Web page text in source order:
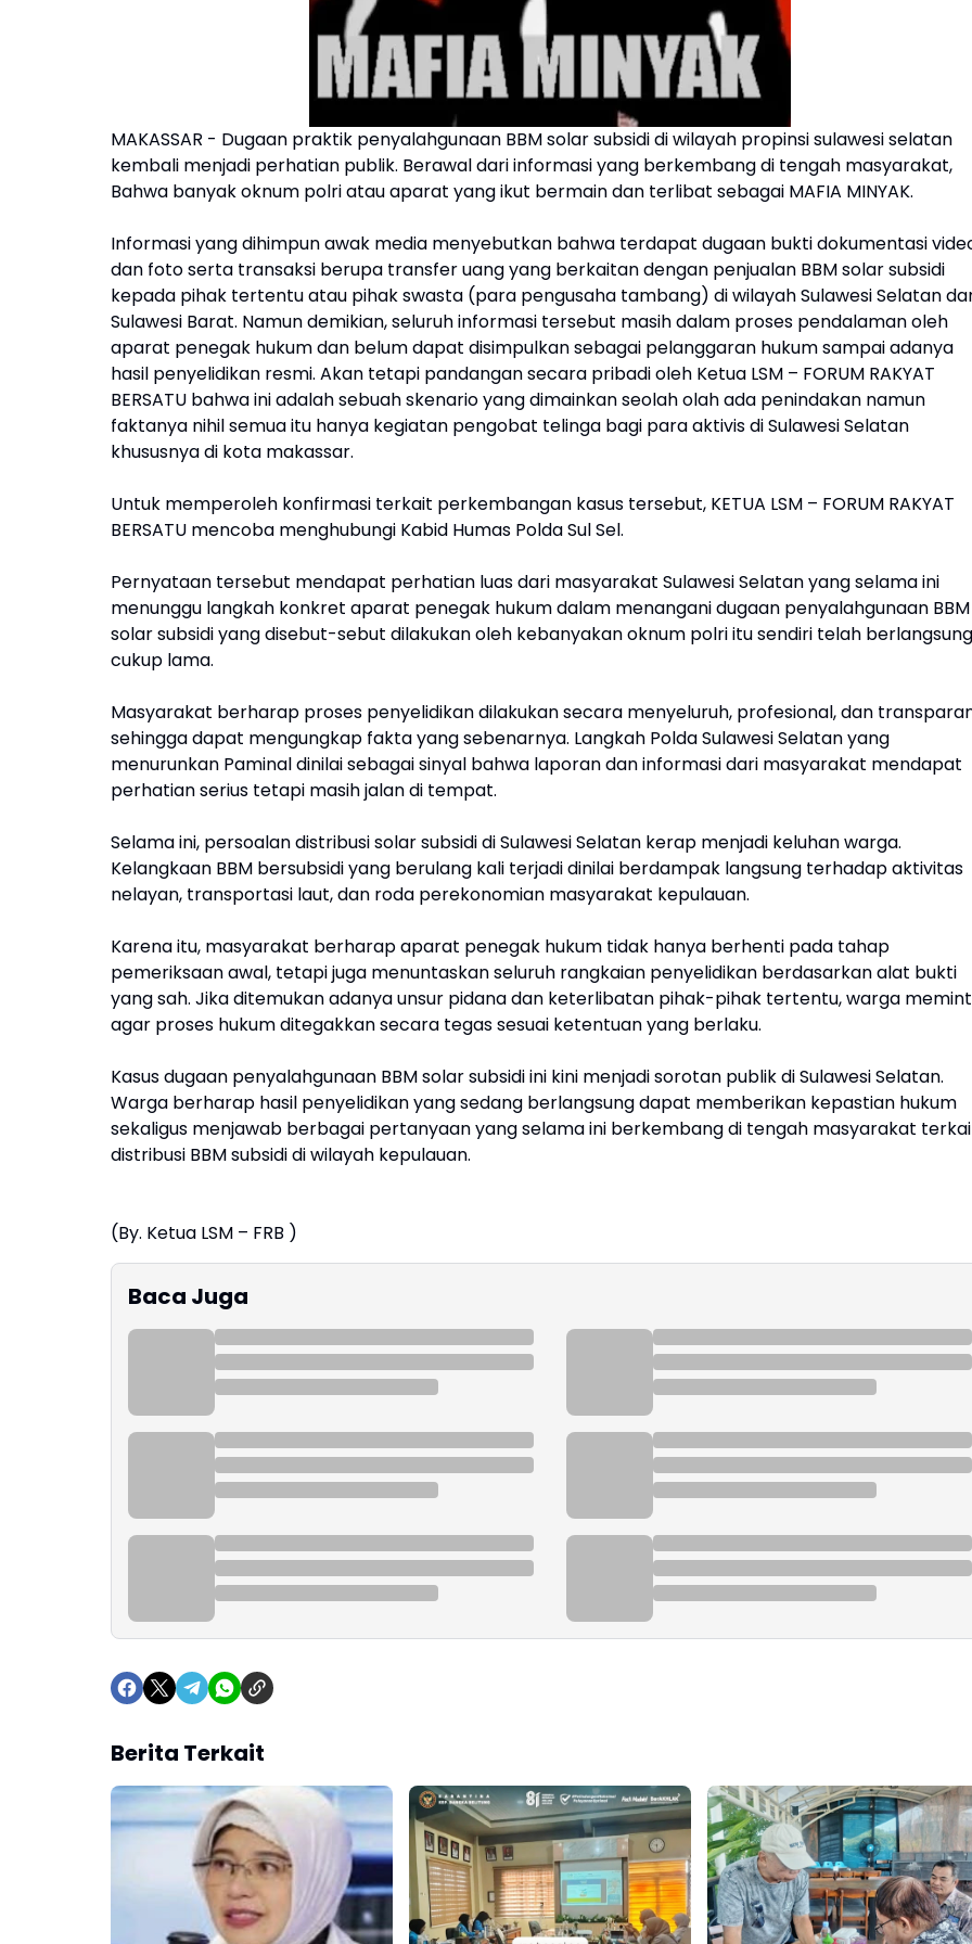
MAKASSAR - Dugaan praktik penyalahgunaan BBM solar subsidi di wilayah propinsi sulawesi selatan
kembali menjadi perhatian publik. Berawal dari informasi yang berkembang di tengah masyarakat,
Bahwa banyak oknum polri atau aparat yang ikut bermain dan terlibat sebagai MAFIA MINYAK.
Informasi yang dihimpun awak media menyebutkan bahwa terdapat dugaan bukti dokumentasi
dan foto serta transaksi berupa transfer uang yang berkaitan dengan penjualan BBM solar subsidi
kepada pihak tertentu atau pihak swasta (para pengusaha tambang) di wilayah Sulawesi Selatan
Sulawesi Barat. Namun demikian, seluruh informasi tersebut masih dalam proses pendalaman oleh
aparat penegak hukum dan belum dapat disimpulkan sebagai pelanggaran hukum sampai adanya
hasil penyelidikan resmi. Akan tetapi pandangan secara pribadi oleh Ketua LSM – FORUM RAKYAT
BERSATU bahwa ini adalah sebuah skenario yang dimainkan seolah olah ada penindakan namun
faktanya nihil semua itu hanya kegiatan pengobat telinga bagi para aktivis di Sulawesi Selatan
khususnya di kota makassar.
Untuk memperoleh konfirmasi terkait perkembangan kasus tersebut, KETUA LSM – FORUM RAKYAT
BERSATU mencoba menghubungi Kabid Humas Polda Sul Sel.
Pernyataan tersebut mendapat perhatian luas dari masyarakat Sulawesi Selatan yang selama ini
menunggu langkah konkret aparat penegak hukum dalam menangani dugaan penyalahgunaan BBM
solar subsidi yang disebut-sebut dilakukan oleh kebanyakan oknum polri itu sendiri telah berlangsung
cukup lama.
Masyarakat berharap proses penyelidikan dilakukan secara menyeluruh, profesional, dan
sehingga dapat mengungkap fakta yang sebenarnya. Langkah Polda Sulawesi Selatan yang
menurunkan Paminal dinilai sebagai sinyal bahwa laporan dan informasi dari masyarakat mendapat
perhatian serius tetapi masih jalan di tempat.
Selama ini, persoalan distribusi solar subsidi di Sulawesi Selatan kerap menjadi keluhan warga.
Kelangkaan BBM bersubsidi yang berulang kali terjadi dinilai berdampak langsung terhadap aktivitas
nelayan, transportasi laut, dan roda perekonomian masyarakat kepulauan.
Karena itu, masyarakat berharap aparat penegak hukum tidak hanya berhenti pada tahap
pemeriksaan awal, tetapi juga menuntaskan seluruh rangkaian penyelidikan berdasarkan alat bukti
yang sah. Jika ditemukan adanya unsur pidana dan keterlibatan pihak-pihak tertentu, warga
agar proses hukum ditegakkan secara tegas sesuai ketentuan yang berlaku.
Kasus dugaan penyalahgunaan BBM solar subsidi ini kini menjadi sorotan publik di Sulawesi Selatan.
Warga berharap hasil penyelidikan yang sedang berlangsung dapat memberikan kepastian hukum
sekaligus menjawab berbagai pertanyaan yang selama ini berkembang di tengah masyarakat
distribusi BBM subsidi di wilayah kepulauan.
(By. Ketua LSM – FRB )
Baca Juga
Berita Terkait